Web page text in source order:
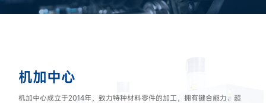
机加中心
机加中心成立于2014年，致力特种材料零件的加工，拥有键合能力、超